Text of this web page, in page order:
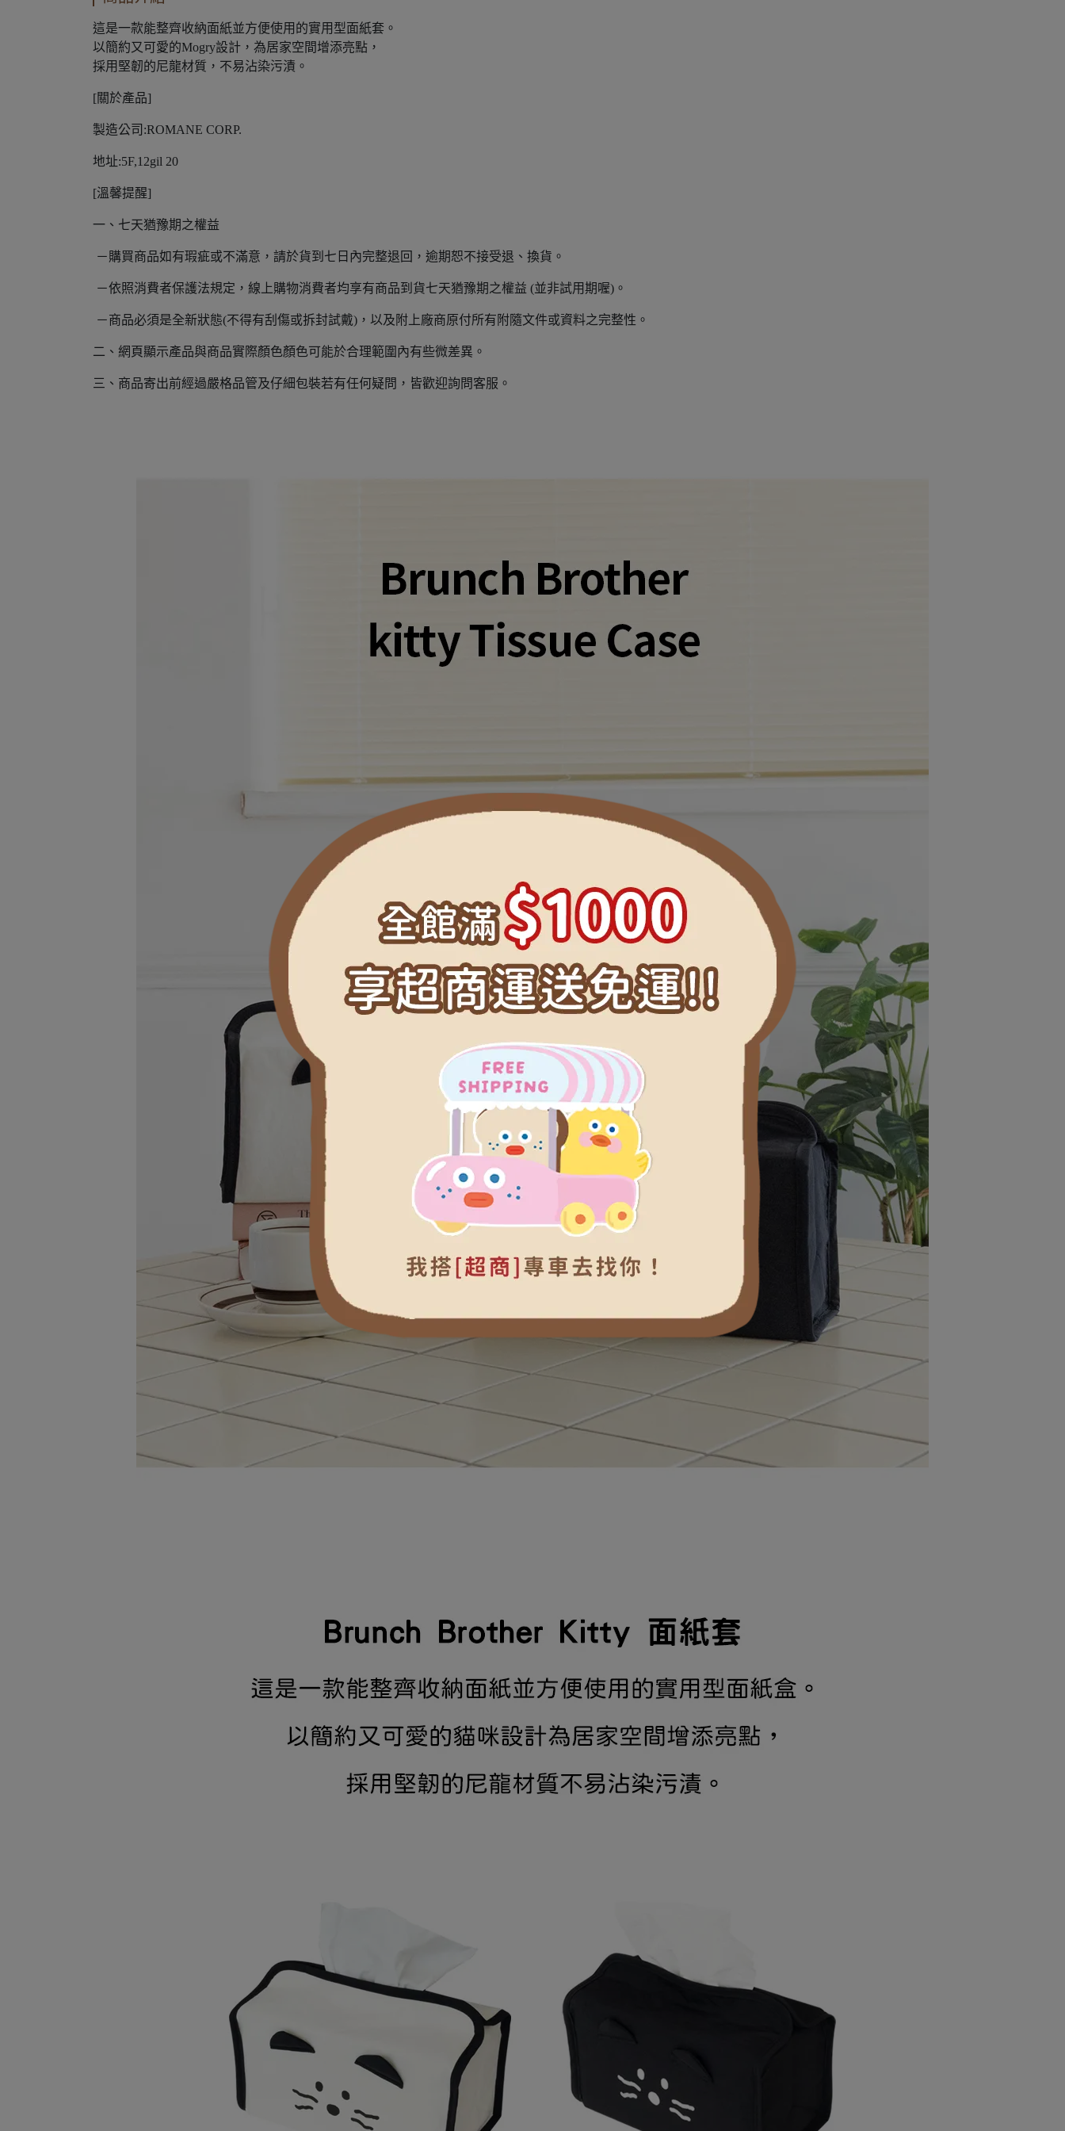
這是一款能整齊收納面紙並方便使用的實用型面紙套。
以簡約又可愛的Mogry設計，為居家空間增添亮點，
採用堅韌的尼龍材質，不易沾染污漬。
[關於產品]
製造公司:ROMANE CORP.
地址:5F,12gil 20
[溫馨提醒]
一、七天猶豫期之權益
－購買商品如有瑕疵或不滿意，請於貨到七日內完整退回，逾期恕不接受退、換貨。
－依照消費者保護法規定，線上購物消費者均享有商品到貨七天猶豫期之權益 (並非試用期喔)。
－商品必須是全新狀態(不得有刮傷或拆封試戴)，以及附上廠商原付所有附隨文件或資料之完整性。
二、網頁顯示產品與商品實際顏色顏色可能於合理範圍內有些微差異。
三、商品寄出前經過嚴格品管及仔細包裝若有任何疑問，皆歡迎詢問客服。